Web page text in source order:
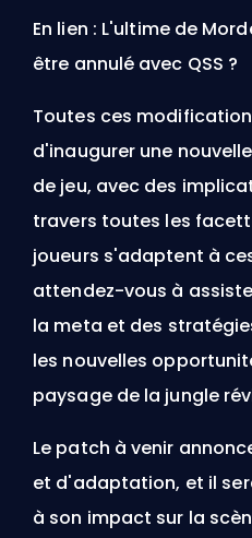
En lien : L'ultime de
être annulé avec QSS ?
Toutes ces
d'inaugurer une
de jeu, avec des
travers toutes les
joueurs s'adaptent à
attendez-vous à
la meta et des
les nouvelles
paysage de la jungle
Le patch à venir
et d'adaptation, et il
à son impact sur la